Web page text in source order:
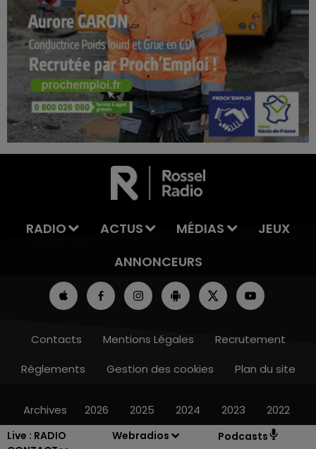
Live : RADIO
Webradios Podcasts
LA TEAM DE L'ÉTÉ
RADIO ACTUS MÉDIAS
JEUX
ANNONCEURS
Contacts Mentions Légales
Recrutement
Règlements
Gestion des cookies Plan du site
Archives 2026 2025 2024 2023 2022